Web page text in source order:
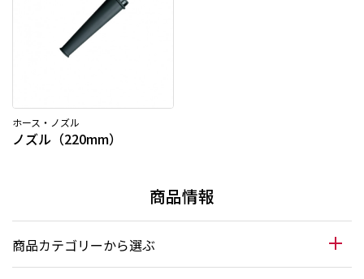
ホース・ノズル
ノズル（220mm）
商品情報
商品カテゴリーから選ぶ